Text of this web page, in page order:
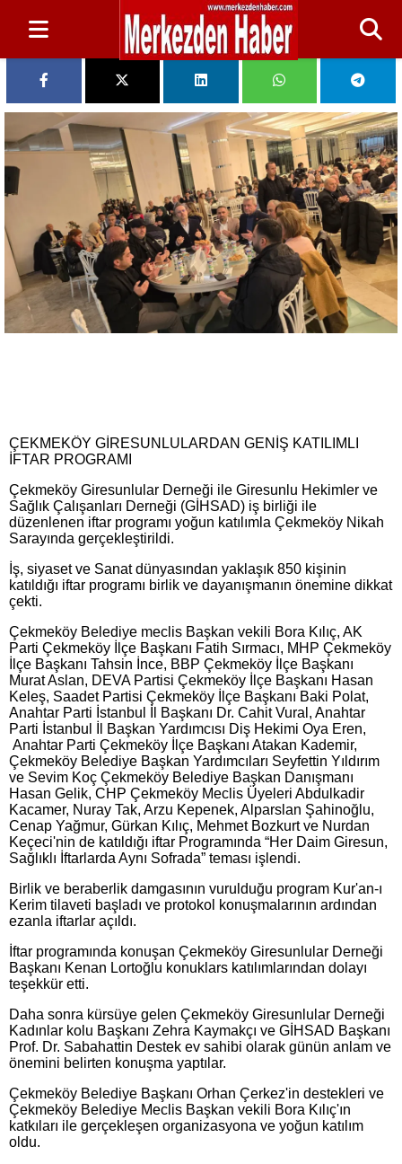
ÇEKMEKÖY GİRESUNLULARDAN GENİŞ KATILIMLI
İFTAR PROGRAMI
Çekmeköy Giresunlular Derneği ile Giresunlu Hekimler ve
Sağlık Çalışanları Derneği (GİHSAD) iş birliği ile
düzenlenen iftar programı yoğun katılımla Çekmeköy Nikah
Sarayında gerçekleştirildi.
İş, siyaset ve Sanat dünyasından yaklaşık 850 kişinin
katıldığı iftar programı birlik ve dayanışmanın önemine dikkat
çekti.
Çekmeköy Belediye meclis Başkan vekili Bora Kılıç, AK
Parti Çekmeköy İlçe Başkanı Fatih Sırmacı, MHP Çekmeköy
İlçe Başkanı Tahsin İnce, BBP Çekmeköy İlçe Başkanı
Murat Aslan, DEVA Partisi Çekmeköy İlçe Başkanı Hasan
Keleş, Saadet Partisi Çekmeköy İlçe Başkanı Baki Polat,
Anahtar Parti İstanbul İl Başkanı Dr. Cahit Vural, Anahtar
Parti İstanbul İl Başkan Yardımcısı Diş Hekimi Oya Eren,
Anahtar Parti Çekmeköy İlçe Başkanı Atakan Kademir,
Çekmeköy Belediye Başkan Yardımcıları Seyfettin Yıldırım
ve Sevim Koç Çekmeköy Belediye Başkan Danışmanı
Hasan Gelik, CHP Çekmeköy Meclis Üyeleri Abdulkadir
Kacamer, Nuray Tak, Arzu Kepenek, Alparslan Şahinoğlu,
Cenap Yağmur, Gürkan Kılıç, Mehmet Bozkurt ve Nurdan
Keçeci'nin de katıldığı iftar Programında “Her Daim Giresun,
Sağlıklı İftarlarda Aynı Sofrada” teması işlendi.
Birlik ve beraberlik damgasının vurulduğu program Kur'an-ı
Kerim tilaveti başladı ve protokol konuşmalarının ardından
ezanla iftarlar açıldı.
İftar programında konuşan Çekmeköy Giresunlular Derneği
Başkanı Kenan Lortoğlu konuklars katılımlarından dolayı
teşekkür etti.
Daha sonra kürsüye gelen Çekmeköy Giresunlular Derneği
Kadınlar kolu Başkanı Zehra Kaymakçı ve GİHSAD Başkanı
Prof. Dr. Sabahattin Destek ev sahibi olarak günün anlam ve
önemini belirten konuşma yaptılar.
Çekmeköy Belediye Başkanı Orhan Çerkez'in destekleri ve
Çekmeköy Belediye Meclis Başkan vekili Bora Kılıç'ın
katkıları ile gerçekleşen organizasyona ve yoğun katılım
oldu.